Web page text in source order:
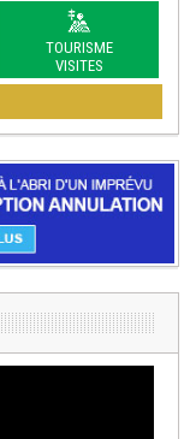
TOURISME
VISITES